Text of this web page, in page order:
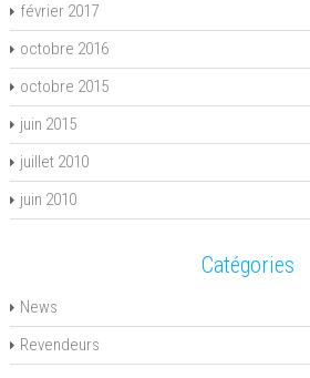
février 2017
octobre 2016
octobre 2015
juin 2015
juillet 2010
juin 2010
Catégories
News
Revendeurs